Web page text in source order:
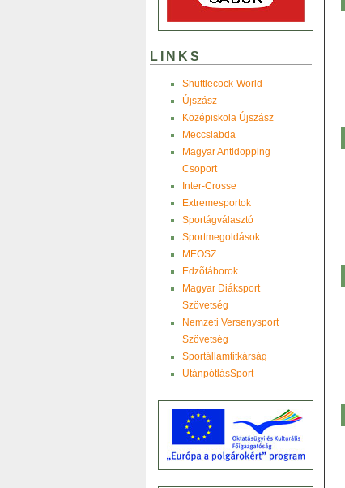
LINKS
Shuttlecock-World
Újszász
Középiskola Újszász
Meccslabda
Magyar Antidopping
Csoport
Inter-Crosse
Extremesportok
Sportágválasztó
Sportmegoldások
MEOSZ
Edzõtáborok
Magyar Diáksport
Szövetség
Nemzeti Versenysport
Szövetség
Sportállamtitkárság
UtánpótlásSport